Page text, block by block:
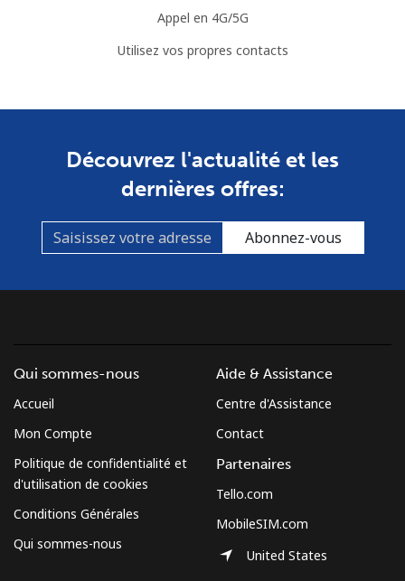
Appel en 4G/5G
Utilisez vos propres contacts
Découvrez l'actualité et les
dernières offres:
Abonnez-vous
Qui sommes-nous
Accueil
Mon Compte
Politique de confidentialité et
d'utilisation de cookies
Conditions Générales
Qui sommes-nous
Aide & Assistance
Centre d'Assistance
Contact
Partenaires
Tello.com
MobileSIM.com
United States